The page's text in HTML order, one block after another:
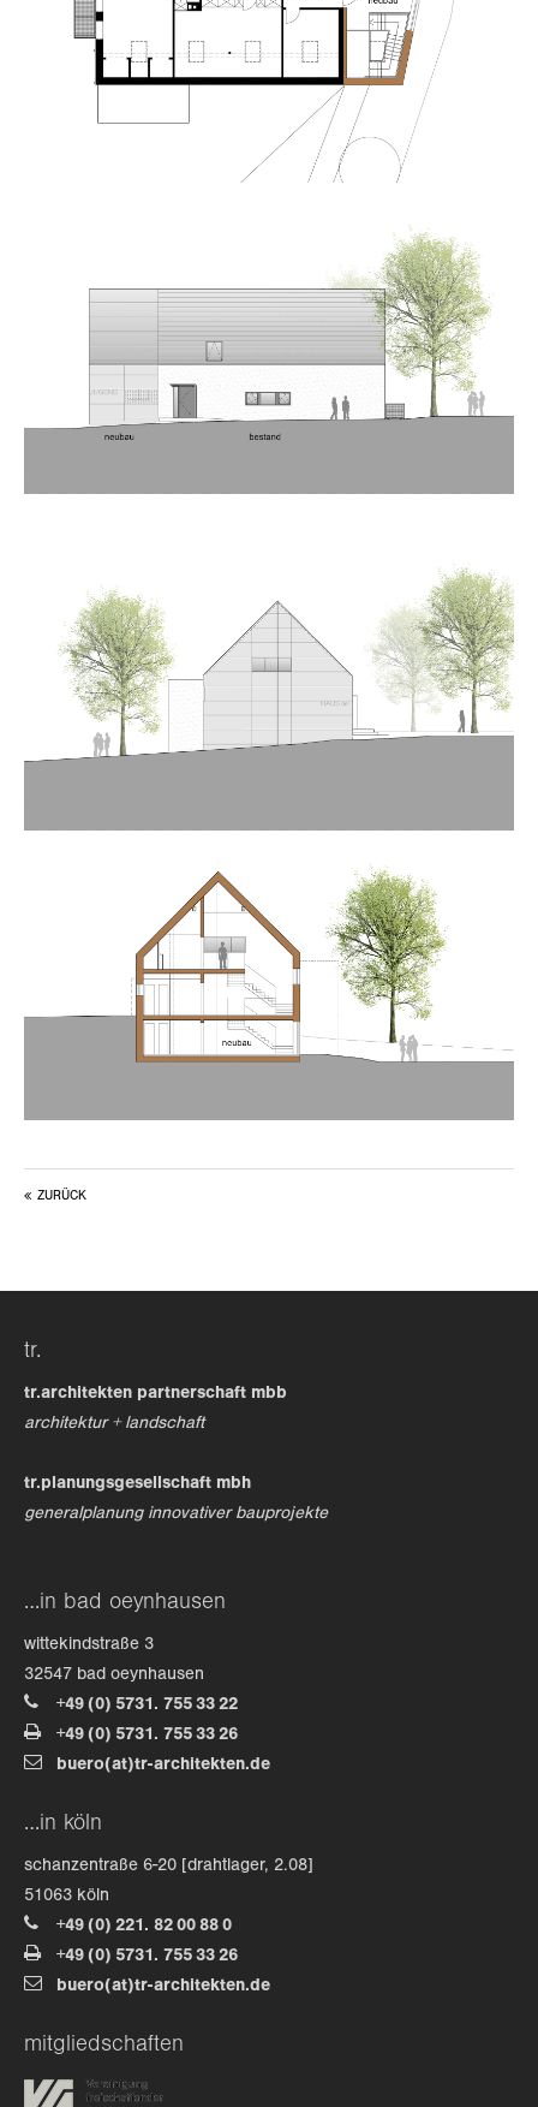
about us
lorem ipsum dolor sit amet, consectetuer
aenean commodo ligula eget dolor. aenean massa. cum
sociis natoque penatibus et magnis dis parturient
ZURÜCK
tr.
tr.architekten partnerschaft mbb
architektur + landschaft
tr.planungsgesellschaft mbh
generalplanung innovativer bauprojekte
…in bad oeynhausen
wittekindstraße 3
32547 bad oeynhausen
+49 (0) 5731. 755 33 22
+49 (0) 5731. 755 33 26
buero(at)tr-architekten.de
…in köln
schanzentraße 6-20 [drahtlager, 2.08]
51063 köln
+49 (0) 221. 82 00 88 0
+49 (0) 5731. 755 33 26
buero(at)tr-architekten.de
mitgliedschaften